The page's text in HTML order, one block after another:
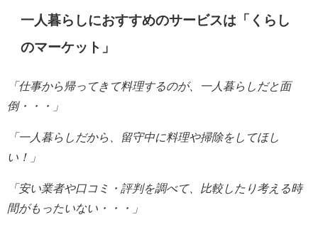
一人暮らしにおすすめのサービスは「くらし
のマーケット」
「仕事から帰ってきて料理するのが、一人暮らしだと面
倒・・・」
「一人暮らしだから、留守中に料理や掃除をしてほし
い！」
「安い業者や口コミ・評判を調べて、比較したり考える時
間がもったいない・・・」